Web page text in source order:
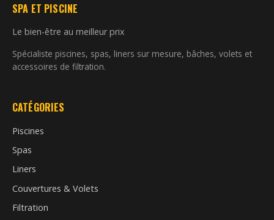
SPA ET PISCINE
Le bien-être au meilleur prix
Spécialiste piscines, spas, liners sur mesure, bâches, volets et
accessoires de filtration.
CATÉGORIES
Piscines
Spas
Liners
Couvertures & Volets
Filtration